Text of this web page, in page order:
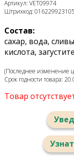
Артикул: VET09974
Штрихкод: 016229923105
Состав:
сахар, вода,
кислота,
(Последнее изменение
Срок годности товара:
Товар